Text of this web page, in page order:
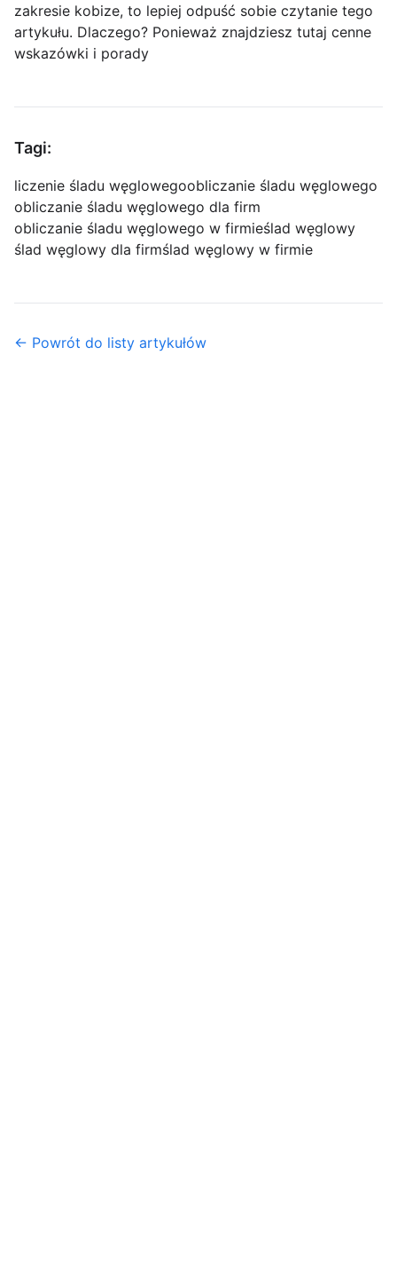
zakresie kobize, to lepiej odpuść sobie czytanie tego
artykułu. Dlaczego? Ponieważ znajdziesz tutaj cenne
wskazówki i porady
Tagi:
liczenie śladu węglowegoobliczanie śladu węglowego
obliczanie śladu węglowego dla firm
obliczanie śladu węglowego w firmieślad węglowy
ślad węglowy dla firmślad węglowy w firmie
← Powrót do listy artykułów